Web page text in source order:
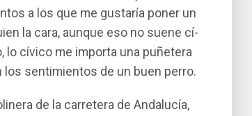
a los que me gustarí­a poner un
la cara, aunque eso no suene cí­
lo cí­vico me importa una puñetera
los sentimientos de un buen perro.
de la carretera de Andalucí­a,